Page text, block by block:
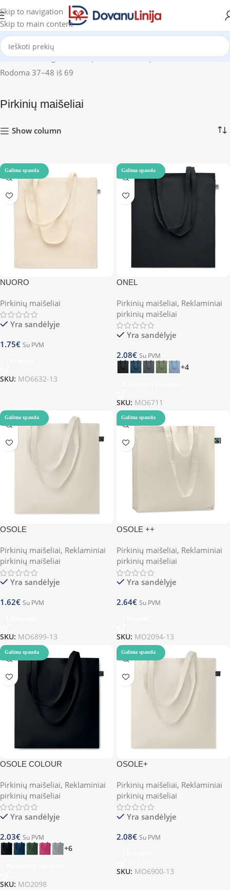
Skip to navigation
Skip to main content
Pradžia Katalogas Pirkinių maišeliai Puslapis 4
Rodoma 37–48 iš 69
Pirkinių maišeliai
Show column
Galima spauda
NUORO
Pirkinių maišeliai
Yra sandėlyje
1.75€ Su PVM
SKU: MO6632-13
Galima spauda
ONEL
Pirkinių maišeliai, Reklaminiai
pirkinių maišeliai
Yra sandėlyje
2.08€ Su PVM
+4
SKU: MO6711
Galima spauda
OSOLE
Pirkinių maišeliai, Reklaminiai
pirkinių maišeliai
Yra sandėlyje
1.62€ Su PVM
SKU: MO6899-13
Galima spauda
OSOLE ++
Pirkinių maišeliai, Reklaminiai
pirkinių maišeliai
Yra sandėlyje
2.64€ Su PVM
SKU: MO2094-13
Galima spauda
OSOLE COLOUR
Pirkinių maišeliai, Reklaminiai
pirkinių maišeliai
Yra sandėlyje
2.03€ Su PVM
+6
SKU: MO2098
Galima spauda
OSOLE+
Pirkinių maišeliai, Reklaminiai
pirkinių maišeliai
Yra sandėlyje
2.08€ Su PVM
SKU: MO6900-13